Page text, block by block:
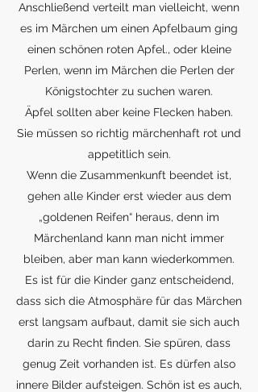
Anschließend verteilt man vielleicht, wenn
es im Märchen um einen Apfelbaum ging
einen schönen roten Apfel., oder kleine
Perlen, wenn im Märchen die Perlen der
Königstochter zu suchen waren.
Äpfel sollten aber keine Flecken haben.
Sie müssen so richtig märchenhaft rot und
appetitlich sein.
Wenn die Zusammenkunft beendet ist,
gehen alle Kinder erst wieder aus dem
„goldenen Reifen“ heraus, denn im
Märchenland kann man nicht immer
bleiben, aber man kann wiederkommen.
Es ist für die Kinder ganz entscheidend,
dass sich die Atmosphäre für das Märchen
erst langsam aufbaut, damit sie sich auch
darin zu Recht finden. Sie spüren, dass
genug Zeit vorhanden ist. Es dürfen also
innere Bilder aufsteigen. Schön ist es auch,